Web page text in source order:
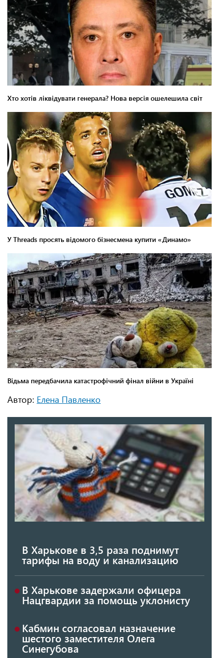
Автор: Елена Павленко
В Харькове в 3,5 раза поднимут
тарифы на воду и канализацию
В Харькове задержали офицера
Нацгвардии за помощь уклонисту
Кабмин согласовал назначение
шестого заместителя Олега
Синегубова